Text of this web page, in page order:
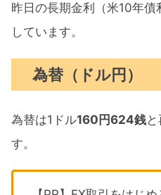
昨日の長期金利（米10年債
しています。
為替（ドル円）
為替は1ドル160円624銭
す。